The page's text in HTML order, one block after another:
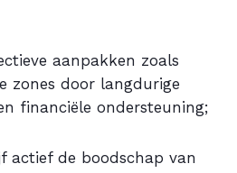
aanpakken zoals
zones door langdurige
financiële ondersteuning;
actief de boodschap van